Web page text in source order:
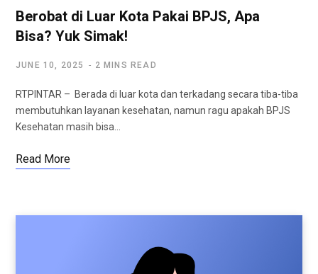
Berobat di Luar Kota Pakai BPJS, Apa
Bisa? Yuk Simak!
JUNE 10, 2025 2 MINS READ
RTPINTAR – Berada di luar kota dan terkadang secara tiba-tiba
membutuhkan layanan kesehatan, namun ragu apakah BPJS
Kesehatan masih bisa…
Read More